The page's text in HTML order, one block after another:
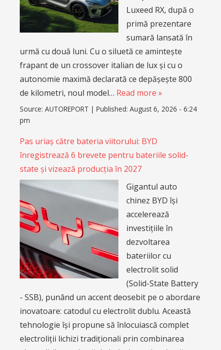
Luxeed RX, după o
primă prezentare
sumară lansată în
urmă cu două luni. Cu o siluetă ce amintește
frapant de un crossover italian de lux și cu o
autonomie maximă declarată ce depășește 800
de kilometri, noul model… Read more »
Source: AUTOREPORT | Published: August 6, 2026 - 6:24
pm
Pas uriaș către bateria viitorului: BYD
înregistrează 6 brevete pentru bateriile solid-
state și vizează producția în 2027
Gigantul auto
chinez BYD își
accelerează
investițiile în
dezvoltarea
bateriilor cu
electrolit solid
(Solid-State Battery
- SSB), punând un accent deosebit pe o abordare
inovatoare: catodul cu electrolit dublu. Această
tehnologie își propune să înlocuiască complet
electroliții lichizi tradiționali prin combinarea